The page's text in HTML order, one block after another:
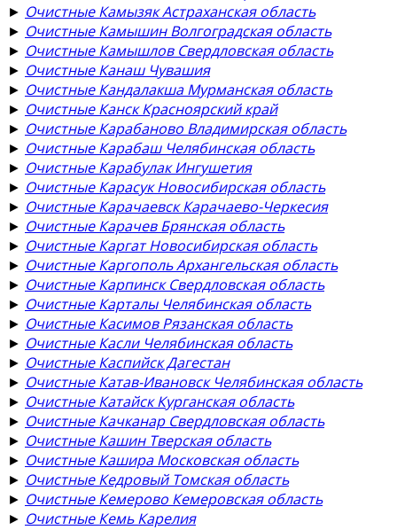
► Очистные Камызяк Астраханская область
► Очистные Камышин Волгоградская область
► Очистные Камышлов Свердловская область
► Очистные Канаш Чувашия
► Очистные Кандалакша Мурманская область
► Очистные Канск Красноярский край
► Очистные Карабаново Владимирская область
► Очистные Карабаш Челябинская область
► Очистные Карабулак Ингушетия
► Очистные Карасук Новосибирская область
► Очистные Карачаевск Карачаево-Черкесия
► Очистные Карачев Брянская область
► Очистные Каргат Новосибирская область
► Очистные Каргополь Архангельская область
► Очистные Карпинск Свердловская область
► Очистные Карталы Челябинская область
► Очистные Касимов Рязанская область
► Очистные Касли Челябинская область
► Очистные Каспийск Дагестан
► Очистные Катав-Ивановск Челябинская область
► Очистные Катайск Курганская область
► Очистные Качканар Свердловская область
► Очистные Кашин Тверская область
► Очистные Кашира Московская область
► Очистные Кедровый Томская область
► Очистные Кемерово Кемеровская область
► Очистные Кемь Карелия